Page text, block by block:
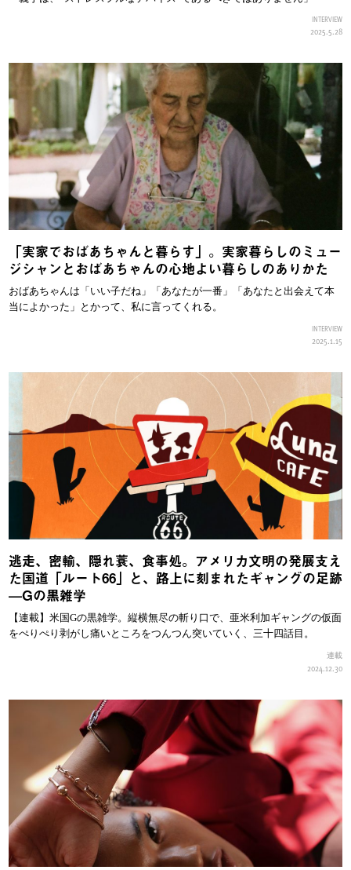
INTERVIEW
2025.5.28
「実家でおばあちゃんと暮らす」。実家暮らしのミュー
ジシャンとおばあちゃんの心地よい暮らしのありかた
おばあちゃんは「いい子だね」「あなたが一番」「あなたと出会えて本
当によかった」とかって、私に言ってくれる。
INTERVIEW
2025.1.15
逃走、密輸、隠れ蓑、食事処。アメリカ文明の発展支え
た国道「ルート66」と、路上に刻まれたギャングの足跡
—Gの黒雑学
【連載】米国Gの黒雑学。縦横無尽の斬り口で、亜米利加ギャングの仮面
をぺりぺり剥がし痛いところをつんつん突いていく、三十四話目。
連載
2024.12.30